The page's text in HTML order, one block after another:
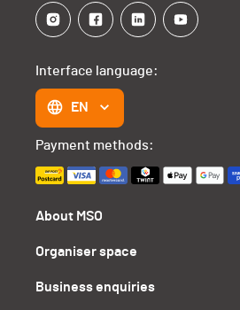
About MSO
Organiser space
Business enquiries
Interface language:
EN
Payment methods: